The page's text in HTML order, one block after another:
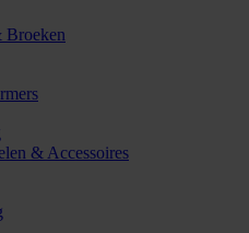
Broeken
& Accessoires